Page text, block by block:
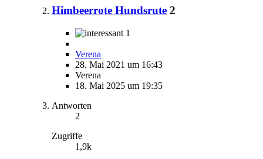
Himbeerrote Hundsrute 2
1
Verena
28. Mai 2021 um 16:43
Verena
18. Mai 2025 um 19:35
Antworten
2
Zugriffe
1,9k